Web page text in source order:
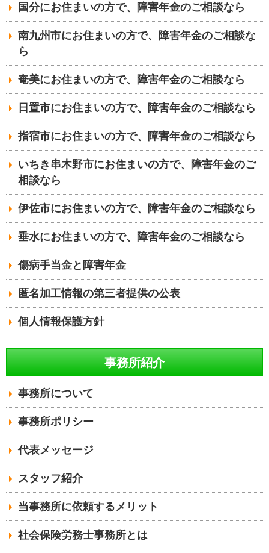
国分にお住まいの方で、障害年金のご相談なら
南九州市にお住まいの方で、障害年金のご相談な
ら
奄美にお住まいの方で、障害年金のご相談なら
日置市にお住まいの方で、障害年金のご相談なら
指宿市にお住まいの方で、障害年金のご相談なら
いちき串木野市にお住まいの方で、障害年金のご
相談なら
伊佐市にお住まいの方で、障害年金のご相談なら
垂水にお住まいの方で、障害年金のご相談なら
傷病手当金と障害年金
匿名加工情報の第三者提供の公表
個人情報保護方針
事務所紹介
事務所について
事務所ポリシー
代表メッセージ
スタッフ紹介
当事務所に依頼するメリット
社会保険労務士事務所とは